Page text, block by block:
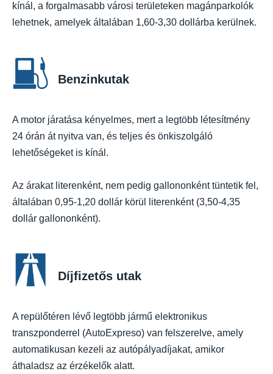
kínál, a forgalmasabb városi területeken magánparkolók
lehetnek, amelyek általában 1,60-3,30 dollárba kerülnek.
Benzinkutak
A motor járatása kényelmes, mert a legtöbb létesítmény
24 órán át nyitva van, és teljes és önkiszolgáló
lehetőségeket is kínál.
Az árakat literenként, nem pedig gallononként tüntetik fel,
általában 0,95-1,20 dollár körül literenként (3,50-4,35
dollár gallononként).
Díjfizetős utak
A repülőtéren lévő legtöbb jármű elektronikus
transzponderrel (AutoExpreso) van felszerelve, amely
automatikusan kezeli az autópályadíjakat, amikor
áthaladsz az érzékelők alatt.